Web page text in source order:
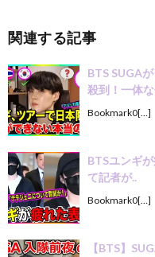
関連する記事
BTS SUGA
殺到！一体
Bookmark0[…]
BTSユンギ
て記者が..
Bookmark0[…]
【BTS】